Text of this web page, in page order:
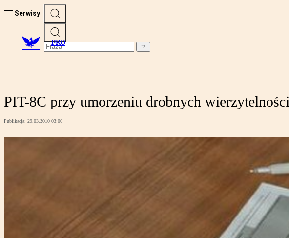
Serwisy
PRO
PIT-8C przy umorzeniu drobnych wierzytelności
Publikacja: 29.03.2010 03:00